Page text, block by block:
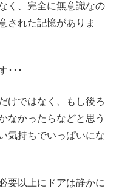
く、完全に無意識なの
された記憶がありま
･･･
けではなく、もし後ろ
なかったらなどと思う
気持ちでいっぱいにな
要以上にドアは静かに